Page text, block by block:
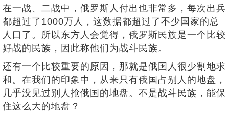
在一战、二战中，俄罗斯人付出也非常多，每次出兵
都超过了1000万人，这数据都超过了不少国家的总
人口了。所以东方人会觉得，俄罗斯民族是一个比较
好战的民族，因此称他们为战斗民族。
还有一个比较重要的原因，那就是俄国人很少割地求
和。在我们的印象中，从来只有俄国占别人的地盘，
几乎没见过别人抢俄国的地盘。不是战斗民族，能保
住这么大的地盘？